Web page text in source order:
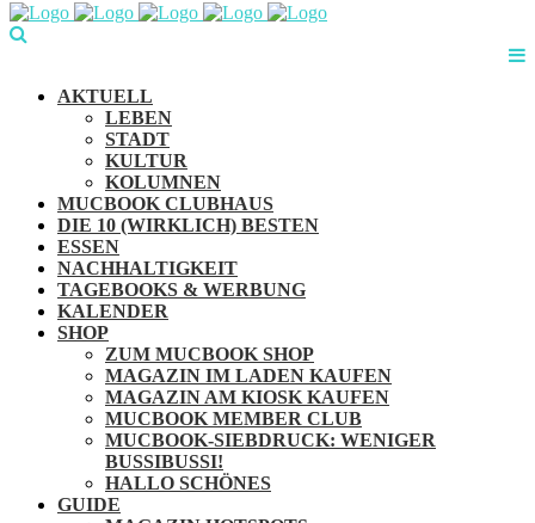
AKTUELL
LEBEN
STADT
KULTUR
KOLUMNEN
MUCBOOK CLUBHAUS
DIE 10 (WIRKLICH) BESTEN
ESSEN
NACHHALTIGKEIT
TAGEBOOKS & WERBUNG
KALENDER
SHOP
ZUM MUCBOOK SHOP
MAGAZIN IM LADEN KAUFEN
MAGAZIN AM KIOSK KAUFEN
MUCBOOK MEMBER CLUB
MUCBOOK-SIEBDRUCK: WENIGER
BUSSIBUSSI!
HALLO SCHÖNES
GUIDE